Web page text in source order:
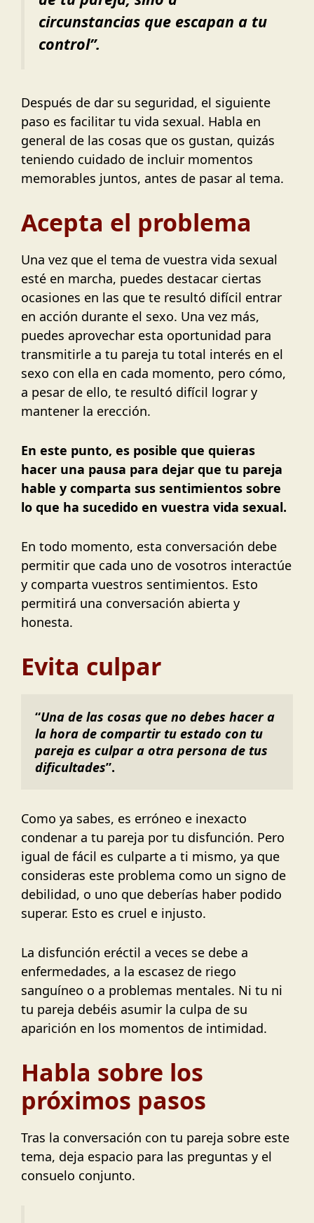
circunstancias que escapan a tu
control”.
Después de dar su seguridad, el siguiente
paso es facilitar tu vida sexual. Habla en
general de las cosas que os gustan, quizás
teniendo cuidado de incluir momentos
memorables juntos, antes de pasar al tema.
Acepta el problema
Una vez que el tema de vuestra vida sexual
esté en marcha, puedes destacar ciertas
ocasiones en las que te resultó difícil entrar
en acción durante el sexo. Una vez más,
puedes aprovechar esta oportunidad para
transmitirle a tu pareja tu total interés en el
sexo con ella en cada momento, pero cómo,
a pesar de ello, te resultó difícil lograr y
mantener la erección.
En este punto, es posible que quieras
hacer una pausa para dejar que tu pareja
hable y comparta sus sentimientos sobre
lo que ha sucedido en vuestra vida sexual.
En todo momento, esta conversación debe
permitir que cada uno de vosotros interactúe
y comparta vuestros sentimientos. Esto
permitirá una conversación abierta y
honesta.
Evita culpar
“Una de las cosas que no debes hacer a
la hora de compartir tu estado con tu
pareja es culpar a otra persona de tus
dificultades”.
Como ya sabes, es erróneo e inexacto
condenar a tu pareja por tu disfunción. Pero
igual de fácil es culparte a ti mismo, ya que
consideras este problema como un signo de
debilidad, o uno que deberías haber podido
superar. Esto es cruel e injusto.
La disfunción eréctil a veces se debe a
enfermedades, a la escasez de riego
sanguíneo o a problemas mentales. Ni tu ni
tu pareja debéis asumir la culpa de su
aparición en los momentos de intimidad.
Habla sobre los
próximos pasos
Tras la conversación con tu pareja sobre este
tema, deja espacio para las preguntas y el
consuelo conjunto.